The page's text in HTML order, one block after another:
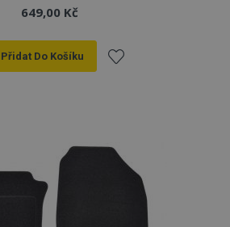
649,00 Kč
Přidat Do Košíku
oblíbeným